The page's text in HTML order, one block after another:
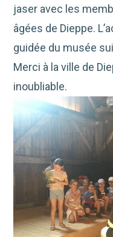
jaser avec les
âgées de Dieppe.
guidée du musée
Merci à la ville de
inoubliable.